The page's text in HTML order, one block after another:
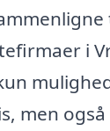
i
men